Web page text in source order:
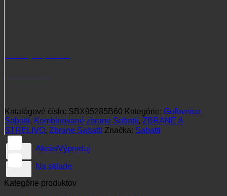
Katalógové číslo: SBX95285B60 Kategórie: Guľovnice
Sabatti, Kombinované zbrane Sabatti, ZBRANE A
STRELIVO, Zbrane Sabatti Značka: Sabatti
Akcie/Výpredaj
Na sklade
Kategórie produktov